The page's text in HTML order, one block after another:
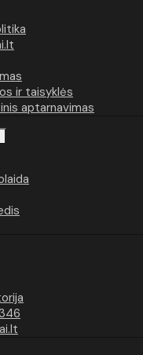
ir taisyklės
aptarnavimas